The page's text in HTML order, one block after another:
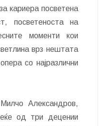
кариера посветена
посветеноста на
моменти кои
врз нештата
со најразлични
Александров,
од три децении